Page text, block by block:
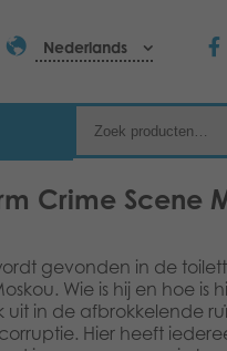
Nederlands
Crime Scene
gevonden in de
Wie is hij en hoe is
uit in de afbrokkelende
Hier heeft